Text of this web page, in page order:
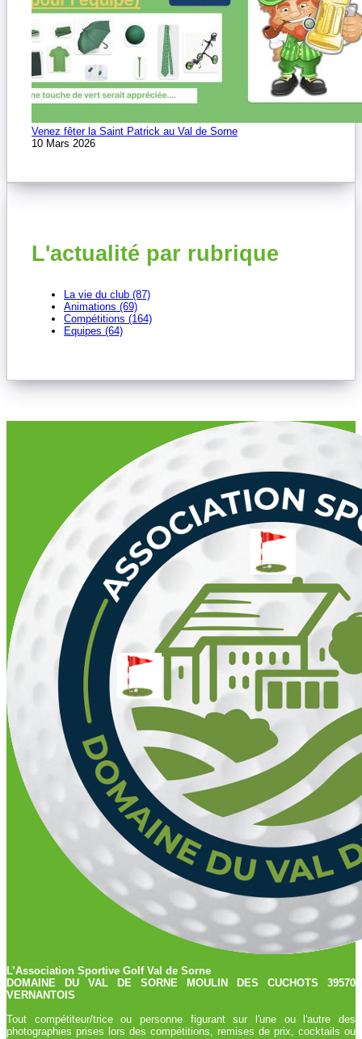
Venez fêter la Saint Patrick au Val de Sorne
10 Mars 2026
L'actualité par rubrique
La vie du club (87)
Animations (69)
Compétitions (164)
Equipes (64)
L’Association Sportive Golf Val de Sorne
DOMAINE DU VAL DE SORNE MOULIN DES CUCHOTS 39570
VERNANTOIS
Tout compétiteur/trice ou personne figurant sur l'une ou l'autre des
photographies prises lors des compétitions, remises de prix, cocktails ou